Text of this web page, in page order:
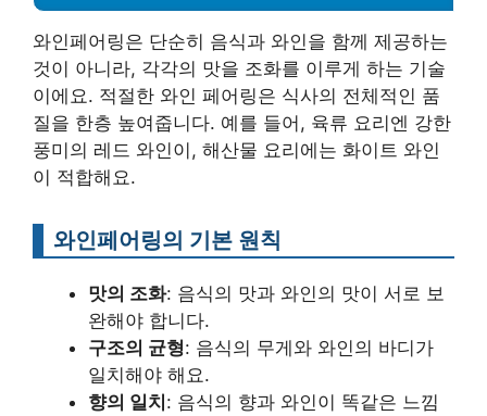
와인페어링은 단순히 음식과 와인을 함께 제공하는
것이 아니라, 각각의 맛을 조화를 이루게 하는 기술
이에요. 적절한 와인 페어링은 식사의 전체적인 품
질을 한층 높여줍니다. 예를 들어, 육류 요리엔 강한
풍미의 레드 와인이, 해산물 요리에는 화이트 와인
이 적합해요.
와인페어링의 기본 원칙
맛의 조화: 음식의 맛과 와인의 맛이 서로 보
완해야 합니다.
구조의 균형: 음식의 무게와 와인의 바디가
일치해야 해요.
향의 일치: 음식의 향과 와인이 똑같은 느낌